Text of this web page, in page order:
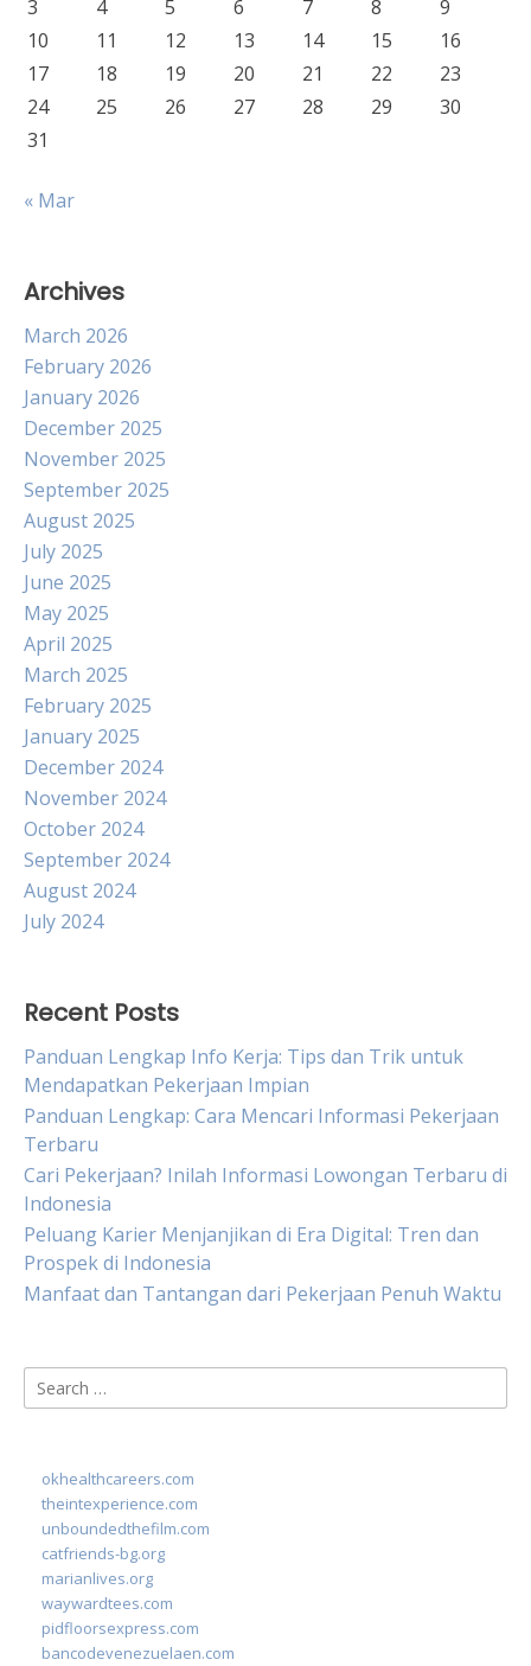
3 4 5 6 7 8
9
10
11 12 13 14 15
16
17
18 19 20 21 22
23
24
25 26 27 28 29
30
31
« Mar
Archives
March 2026
February 2026
January 2026
December 2025
November 2025
September 2025
August 2025
July 2025
June 2025
May 2025
April 2025
March 2025
February 2025
January 2025
December 2024
November 2024
October 2024
September 2024
August 2024
July 2024
Recent Posts
Panduan Lengkap Info Kerja: Tips dan Trik untuk
Mendapatkan Pekerjaan Impian
Panduan Lengkap: Cara Mencari Informasi Pekerjaan
Terbaru
Cari Pekerjaan? Inilah Informasi Lowongan Terbaru di
Indonesia
Peluang Karier Menjanjikan di Era Digital: Tren dan
Prospek di Indonesia
Manfaat dan Tantangan dari Pekerjaan Penuh Waktu
Search
for:
okhealthcareers.com
theintexperience.com
unboundedthefilm.com
catfriends-bg.org
marianlives.org
waywardtees.com
pidfloorsexpress.com
bancodevenezuelaen.com